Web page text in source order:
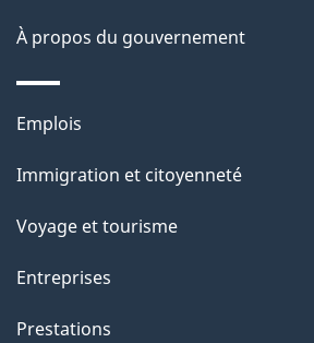
n
s
u
r
c
t
t
À propos du gouvernement
Thèmes
sujets
Emplois
Immigration et citoyenneté
Voyage et tourisme
Entreprises
Prestations